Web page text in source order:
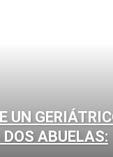
UN
ABUELAS: